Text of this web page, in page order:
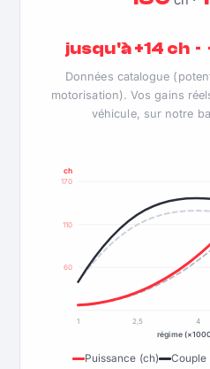
jusqu'à +14 ch ·
Données catalogue
motorisation). Vos gains
véhicule, sur notre
60
110
170
ch
1 2,5 4
régime
Puissance (ch) Couple